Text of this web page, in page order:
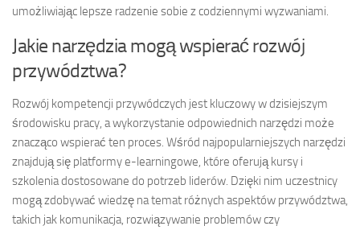
umożliwiając lepsze radzenie sobie z codziennymi wyzwaniami.
Jakie narzędzia mogą wspierać rozwój
przywództwa?
Rozwój kompetencji przywódczych jest kluczowy w dzisiejszym
środowisku pracy, a wykorzystanie odpowiednich narzędzi może
znacząco wspierać ten proces. Wśród najpopularniejszych narzędzi
znajdują się platformy e-learningowe, które oferują kursy i
szkolenia dostosowane do potrzeb liderów. Dzięki nim uczestnicy
mogą zdobywać wiedzę na temat różnych aspektów przywództwa,
takich jak komunikacja, rozwiązywanie problemów czy